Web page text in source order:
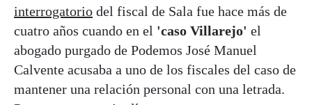
interrogatorio del fiscal de Sala fue hace más de
cuatro años cuando en el 'caso Villarejo' el
abogado purgado de Podemos José Manuel
Calvente acusaba a uno de los fiscales del caso de
mantener una relación personal con una letrada.